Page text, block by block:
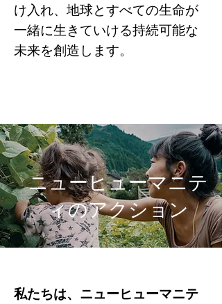
け入れ、地球とすべての生命が
一緒に生きていける持続可能な
未来を創造します。
ニューヒューマニテ
ィのアクション
私たちは、ニューヒューマニテ